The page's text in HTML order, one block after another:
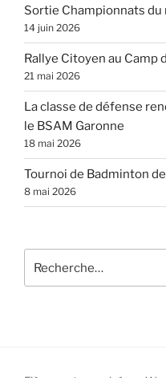
Sortie Championnats du
14 juin 2026
Rallye Citoyen au Camp
21 mai 2026
La classe de défense
le BSAM Garonne
18 mai 2026
Tournoi de Badminton
8 mai 2026
pour